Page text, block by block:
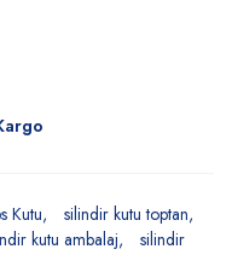
Kutu
silindir kutu toptan
kutu ambalaj
silindir